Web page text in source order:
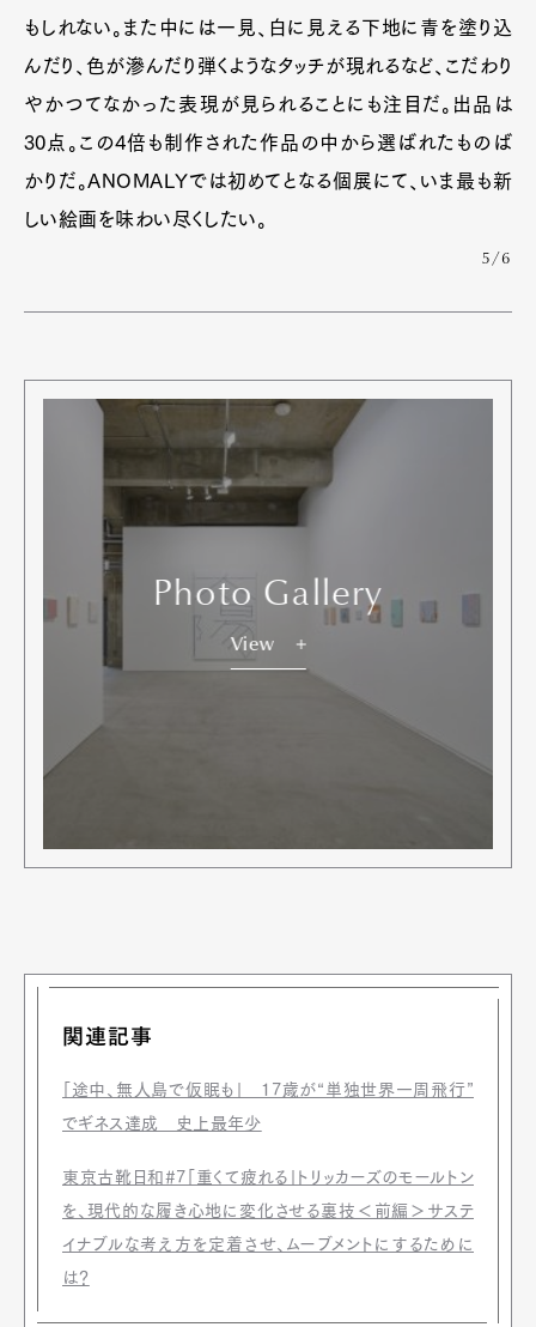
Gourmet
Pen international Pen tw
もしれない。また中には一見、白に見える下地に青を塗り込
んだり、色が滲んだり弾くようなタッチが現れるなど、こだわり
やかつてなかった表現が見られることにも注目だ。出品は
30点。この4倍も制作された作品の中から選ばれたものば
かりだ。ANOMALYでは初めてとなる個展にて、いま最も新
しい絵画を味わい尽くしたい。
5/6
Photo Gallery
View
関連記事
「途中、無人島で仮眠も」 17歳が“単独世界一周飛行”
でギネス達成 史上最年少
東京古靴日和#7「重くて疲れる」トリッカーズのモールトン
を、現代的な履き心地に変化させる裏技＜前編＞サステ
イナブルな考え方を定着させ、ムーブメントにするために
は？